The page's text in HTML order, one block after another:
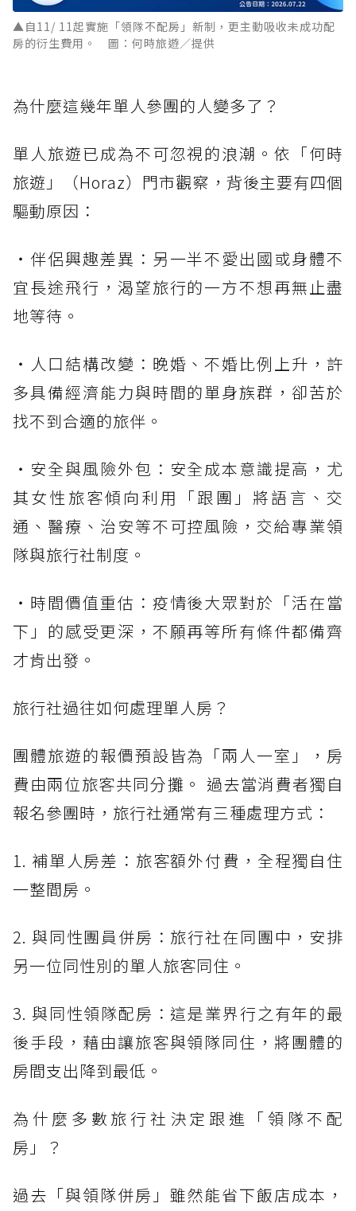
▲自11/ 11起實施「領隊不配房」新制，更主動吸收未成功配
房的衍生費用。 圖：何時旅遊／提供
為什麼這幾年單人參團的人變多了？
單人旅遊已成為不可忽視的浪潮。依「何時
旅遊」（Horaz）門市觀察，背後主要有四個
驅動原因：
・伴侶興趣差異：另一半不愛出國或身體不
宜長途飛行，渴望旅行的一方不想再無止盡
地等待。
・人口結構改變：晚婚、不婚比例上升，許
多具備經濟能力與時間的單身族群，卻苦於
找不到合適的旅伴。
・安全與風險外包：安全成本意識提高，尤
其女性旅客傾向利用「跟團」將語言、交
通、醫療、治安等不可控風險，交給專業領
隊與旅行社制度。
・時間價值重估：疫情後大眾對於「活在當
下」的感受更深，不願再等所有條件都備齊
才肯出發。
旅行社過往如何處理單人房？
團體旅遊的報價預設皆為「兩人一室」，房
費由兩位旅客共同分攤。 過去當消費者獨自
報名參團時，旅行社通常有三種處理方式：
1. 補單人房差：旅客額外付費，全程獨自住
一整間房。
2. 與同性團員併房：旅行社在同團中，安排
另一位同性別的單人旅客同住。
3. 與同性領隊配房：這是業界行之有年的最
後手段，藉由讓旅客與領隊同住，將團體的
房間支出降到最低。
為什麼多數旅行社決定跟進「領隊不配
房」？
過去「與領隊併房」雖然能省下飯店成本，